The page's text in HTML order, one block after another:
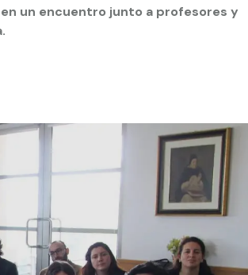
un encuentro junto a profesores y